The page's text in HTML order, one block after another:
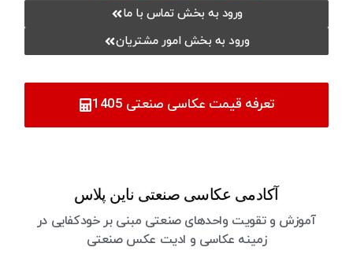
ورود به بخش تماس با ما
ورود به بخش امور مشتریان
تعرفه قیمت عکاسی صنعتی 1405
آکادمی عکاسی صنعتی ناین پلاس
آموزش و تقویت واحدهای صنعتی مبنی بر خودکفایی در
زمینه عکاسی و ادیت عکس صنعتی